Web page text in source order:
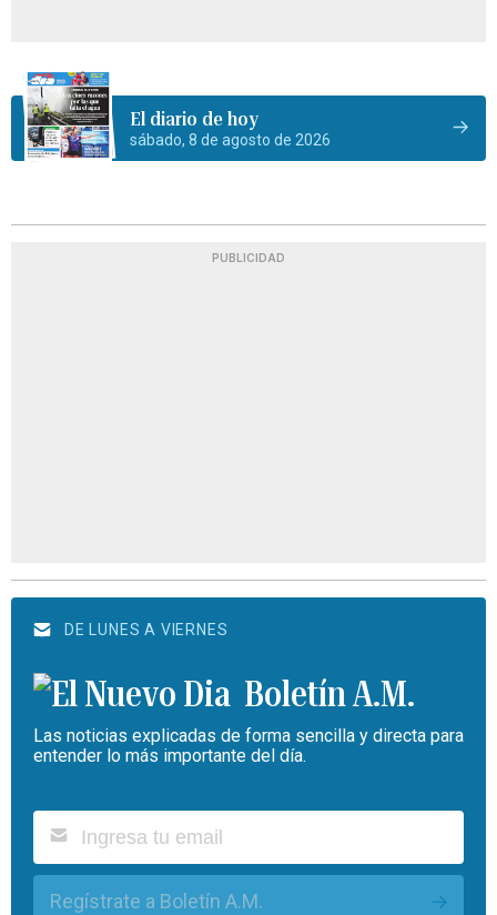
El diario de hoy
sábado, 8 de agosto de 2026
PUBLICIDAD
DE LUNES A VIERNES
Boletín A.M.
Las noticias explicadas de forma sencilla y directa para
entender lo más importante del día.
Regístrate a Boletín A.M.